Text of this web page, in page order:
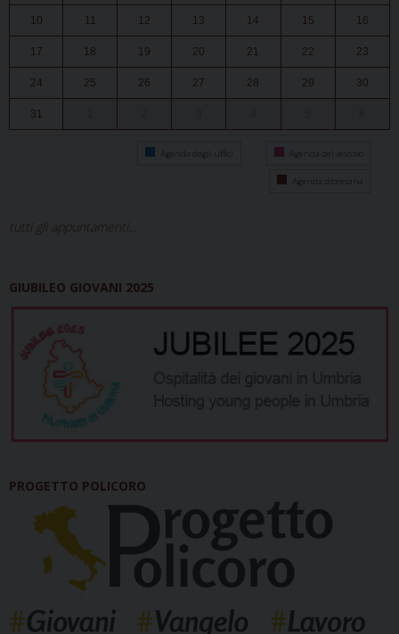
10 11 12 13 14 15 16
17 18 19 20 21 22 23
24 25 26 27 28 29 30
31
Agenda degli uffici Agenda del vescovo
Agenda diocesana
tutti gli appuntamenti...
GIUBILEO GIOVANI 2025
PROGETTO POLICORO